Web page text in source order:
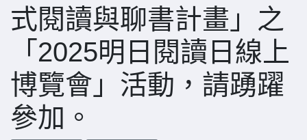
式閱讀與聊書計畫」之
「2025明日閱讀日線上
博覽會」活動，請踴躍
參加。